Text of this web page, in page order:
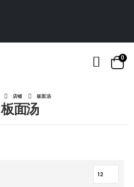
0
店铺 板面汤
板面汤